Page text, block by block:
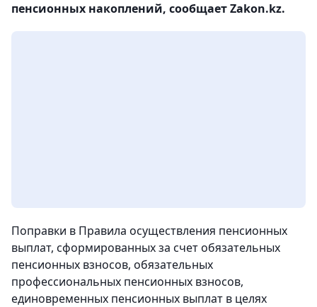
пенсионных накоплений, сообщает Zakon.kz.
Поправки в Правила осуществления пенсионных
выплат, сформированных за счет обязательных
пенсионных взносов, обязательных
профессиональных пенсионных взносов,
единовременных пенсионных выплат в целях